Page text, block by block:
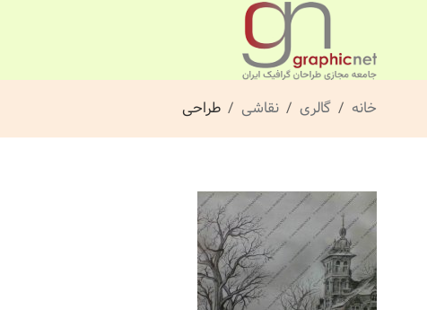
خانه گالری نقاشی طراحی